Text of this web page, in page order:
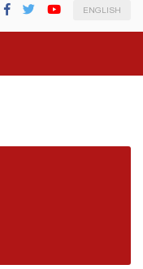
ENGLISH